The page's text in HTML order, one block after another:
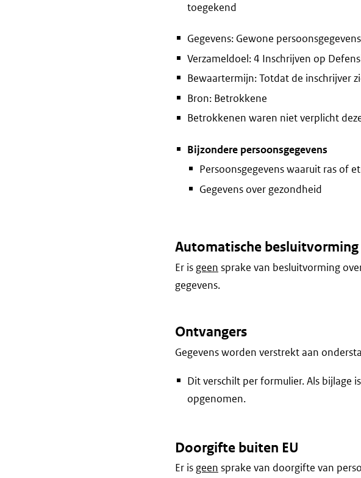
toegekend
Gegevens: Gewone
Verzameldoel: 4 Inschrijven op
Bewaartermijn: Totdat de inschrijver
Bron: Betrokkene
Betrokkenen waren niet verplicht
Bijzondere persoonsgegevens
Persoonsgegevens waaruit ras of
Gegevens over gezondheid
Automatische besluitvorming
Er is geen sprake van besluitvorming
gegevens.
Ontvangers
Gegevens worden verstrekt aan
Dit verschilt per formulier. Als bijlage
opgenomen.
Doorgifte buiten EU
Er is geen sprake van doorgifte van